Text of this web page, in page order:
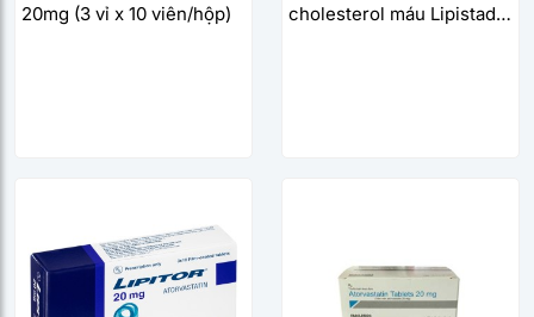
20mg (3 vỉ x 10 viên/hộp)
cholesterol máu Lipistad